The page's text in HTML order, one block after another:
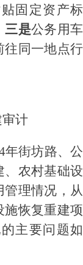
固定资产标
三是公务用车
往同一地点行
审计
年街坊路、公
、 农村基础设
理情况， 从
施恢复重建项
主要问题如